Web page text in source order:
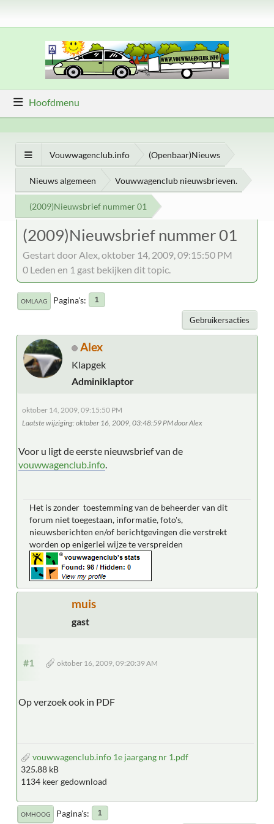
Hoofdmenu
Vouwwagenclub.info (Openbaar)Nieuws
Nieuws algemeen Vouwwagenclub nieuwsbrieven.
(2009)Nieuwsbrief nummer 01
(2009)Nieuwsbrief nummer 01
Gestart door Alex, oktober 14, 2009, 09:15:50 PM
0 Leden en 1 gast bekijken dit topic.
OMLAAG Pagina's 1
Gebruikersacties
Alex
Klapgek
Adminiklaptor
oktober 14, 2009, 09:15:50 PM
Laatste wijziging: oktober 16, 2009, 03:48:59 PM door Alex
Voor u ligt de eerste nieuwsbrief van de
vouwwagenclub.info
Het is zonder toestemming van de beheerder van dit
forum niet toegestaan, informatie, foto's,
nieuwsberichten en/of berichtgevingen die verstrekt
worden op enigerlei wijze te verspreiden
muis
gast
#1 oktober 16, 2009, 09:20:39 AM
Op verzoek ook in PDF
vouwwagenclub.info 1e jaargang nr 1.pdf
325.88 kB
1134 keer gedownload
OMHOOG Pagina's 1